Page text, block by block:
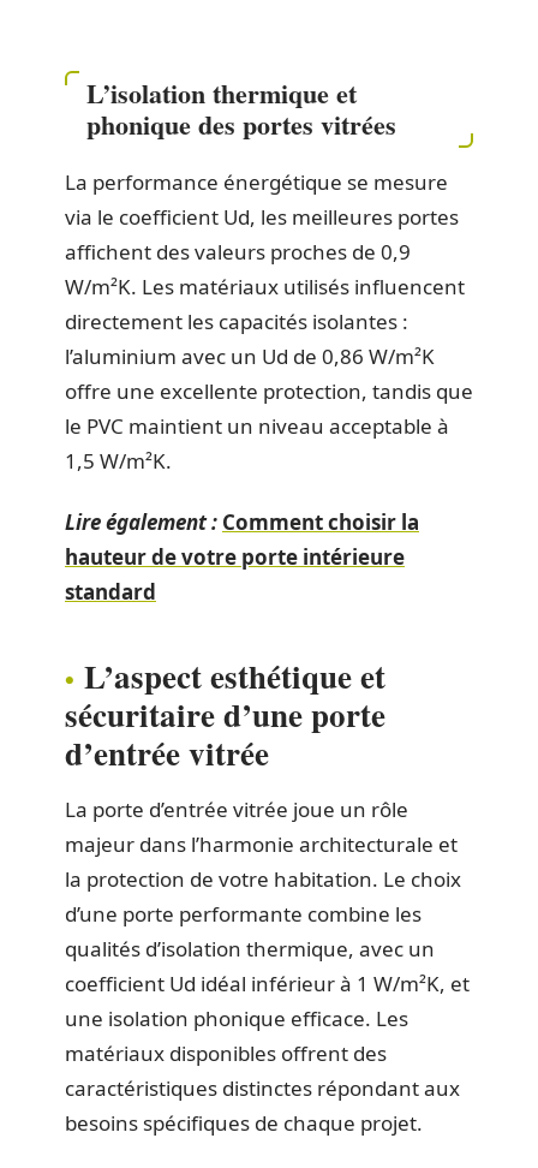
L’isolation thermique et
phonique des portes vitrées
La performance énergétique se mesure
via le coefficient Ud, les meilleures portes
affichent des valeurs proches de 0,9
W/m²K. Les matériaux utilisés influencent
directement les capacités isolantes :
l’aluminium avec un Ud de 0,86 W/m²K
offre une excellente protection, tandis que
le PVC maintient un niveau acceptable à
1,5 W/m²K.
Lire également : Comment choisir la
hauteur de votre porte intérieure
standard
L’aspect esthétique et
sécuritaire d’une porte
d’entrée vitrée
La porte d’entrée vitrée joue un rôle
majeur dans l’harmonie architecturale et
la protection de votre habitation. Le choix
d’une porte performante combine les
qualités d’isolation thermique, avec un
coefficient Ud idéal inférieur à 1 W/m²K, et
une isolation phonique efficace. Les
matériaux disponibles offrent des
caractéristiques distinctes répondant aux
besoins spécifiques de chaque projet.